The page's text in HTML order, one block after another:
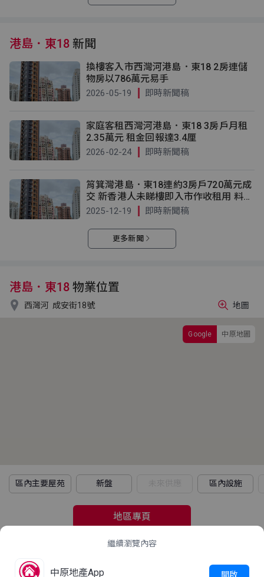
港島．東18 新聞
換樓客入市西灣河港島．東18 2房連儲
物房以786萬元易手
2026-05-19 即時新聞稿
家庭客租西灣河港島．東18 3房戶月租
2.35萬元 租金回報達3.4厘
2026-02-24 即時新聞稿
筲箕灣港島．東18連約3房戶720萬元成
交 新香港人未睇樓即入市作收租用 料享
3.75厘租金回報
2025-12-19 即時新聞稿
更多新聞
港島．東18 物業位置
 西灣河 成安街18號
Google 中原地圖
地圖
區內主要屋苑 新盤 區內設施
地區專頁
2021年人口普查 立即查看
繼續瀏覽內容
中原地產App 開啟